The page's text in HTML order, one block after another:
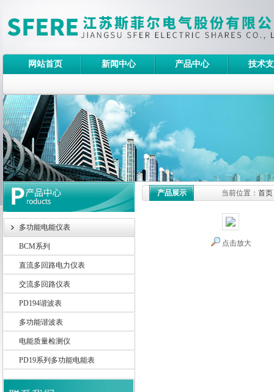
江苏斯菲尔电气股份有限公司
网站首页 新闻中心 产品中心 技术
多功能电能仪表
BCM系列
直流多回路电力仪表
交流多回路仪表
PD194谐波表
多功能谐波表
电能质量检测仪
PD19系列多功能电能表
产品展示 当前位置： 首页
点击放大